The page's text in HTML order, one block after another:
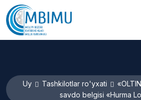
Uy Tashkilotlar ro'yxati
savdo belgisi «Hurma